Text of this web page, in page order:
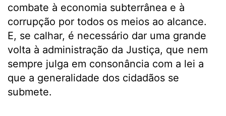
combate à economia subterrânea e à
corrupção por todos os meios ao alcance.
E, se calhar, é necessário dar uma grande
volta à administração da Justiça, que nem
sempre julga em consonância com a lei a
que a generalidade dos cidadãos se
submete.